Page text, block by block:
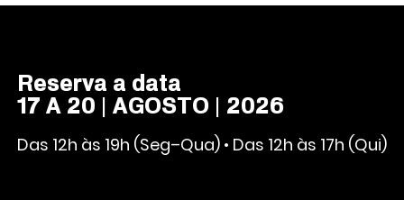
Reserva a data
17 A 20 | AGOSTO | 2026
Das 12h às 19h (Seg–Qua) • Das 12h às 17h (Qui)